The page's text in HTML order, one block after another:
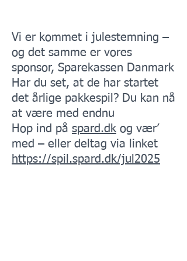
Vi er kommet i julestemning –
og det samme er vores
sponsor, Sparekassen Danmark
Har du set, at de har startet
det årlige pakkespil? Du kan nå
at være med endnu
Hop ind på spard.dk og vær’
med – eller deltag via linket
https://spil.spard.dk/jul2025